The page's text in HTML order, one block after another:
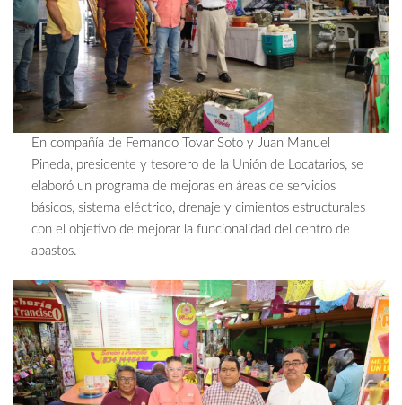
En compañía de Fernando Tovar Soto y Juan Manuel
Pineda, presidente y tesorero de la Unión de Locatarios, se
elaboró un programa de mejoras en áreas de servicios
básicos, sistema eléctrico, drenaje y cimientos estructurales
con el objetivo de mejorar la funcionalidad del centro de
abastos.